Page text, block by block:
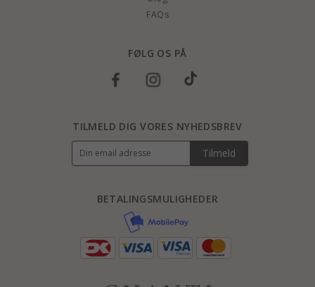
FAQs
FØLG OS PÅ
BETALINGSMULIGHEDER
TILMELD DIG VORES NYHEDSBREV
Tilmeld